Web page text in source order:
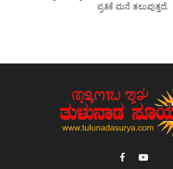
ಪ್ರತಿಕೆ ಮನೆ ತಲುಪುತ್ತದೆ.
FacebookYouTube